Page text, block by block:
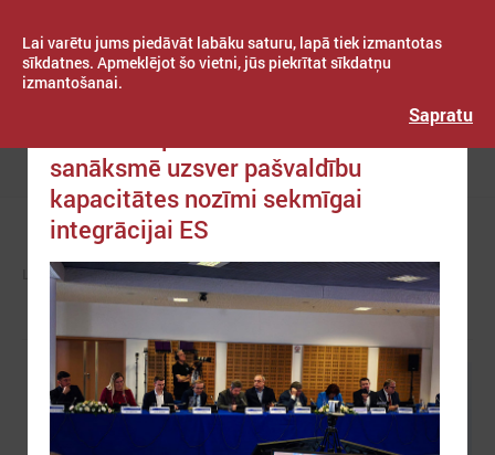
Lai varētu jums piedāvāt labāku saturu, lapā tiek izmantotas
sīkdatnes. Apmeklējot šo vietni, jūs piekrītat sīkdatņu
izmantošanai.
Sapratu
Izvēlne
ZIŅAS EIROPĀ UN PASAULĒ
sanāksmē uzsver pašvaldību
kapacitātes nozīmi sekmīgai
integrācijai ES